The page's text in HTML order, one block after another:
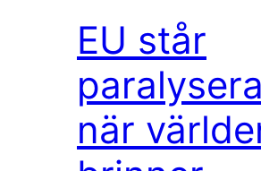
EU står
när